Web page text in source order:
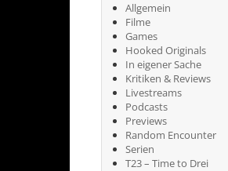
Allgemein
Filme
Games
Hooked Originals
In eigener Sache
Kritiken & Reviews
Livestreams
Podcasts
Previews
Random Encounter
Serien
T23 – Time to Drei